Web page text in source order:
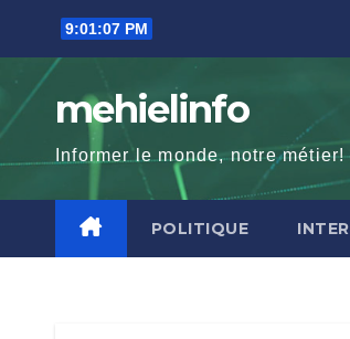
content
9:01:09 PM
mehielinfo
Informer le monde, notre métier!
POLITIQUE